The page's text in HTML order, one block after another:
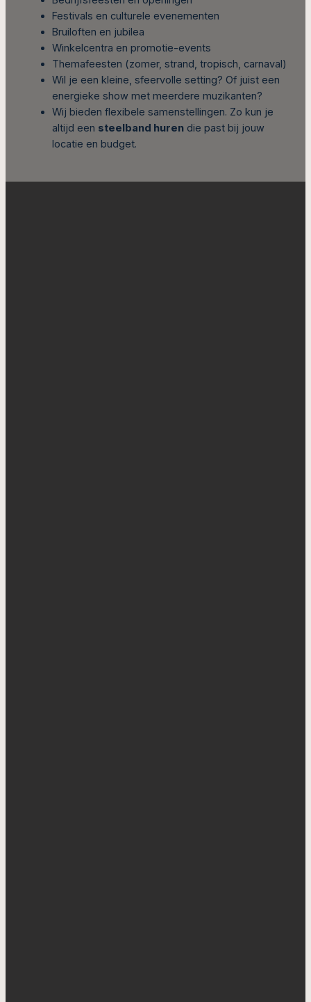
Festivals en culturele evenementen
Bruiloften en jubilea
Winkelcentra en promotie-events
Themafeesten (zomer, strand, tropisch, carnaval)
Wil je een kleine, sfeervolle setting? Of juist een
energieke show met meerdere muzikanten?
Wij bieden flexibele samenstellingen. Zo kun je
altijd een steelband hurendie past bij jouw
locatie en budget.